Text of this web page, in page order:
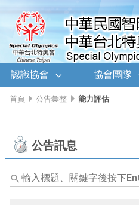
移至網頁之主要內容區位置
認識協會 協會團隊
首頁 公告彙整 能力評估
公告訊息
輸
入